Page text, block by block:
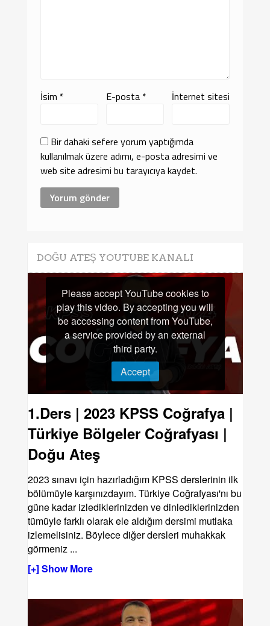
İsim * E-posta * İnternet sitesi
Bir dahaki sefere yorum yaptığımda
kullanılmak üzere adımı, e-posta adresimi ve
web site adresimi bu tarayıcıya kaydet.
DOĞU ATEŞ YOUTUBE KANALI
Please accept YouTube cookies to
play this video. By accepting you will
be accessing content from YouTube,
a service provided by an external
third party.
Accept
1.Ders | 2023 KPSS Coğrafya |
Türkiye Bölgeler Coğrafyası |
Doğu Ateş
2023 sınavı için hazırladığım KPSS derslerinin ilk
bölümüyle karşınızdayım. Türkiye Coğrafyası'nı bu
güne kadar izlediklerinizden ve dinlediklerinizden
tümüyle farklı olarak ele aldığım dersimi mutlaka
izlemelisiniz. Böylece diğer dersleri muhakkak
görmeniz ...
[+] Show More